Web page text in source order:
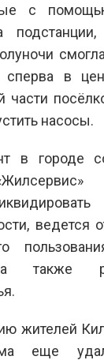
с
сперва в
части
насосы.
в городе
ведется
также
жителей
еще